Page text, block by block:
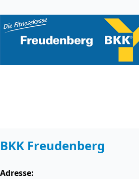
BKK Freudenberg
Adresse: